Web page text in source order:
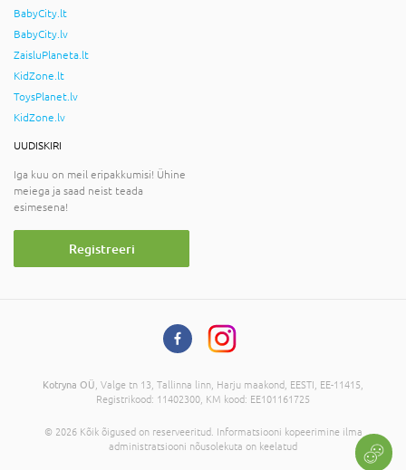
BabyCity.lt
BabyCity.lv
ZaisluPlaneta.lt
KidZone.lt
ToysPlanet.lv
KidZone.lv
UUDISKIRI
Iga kuu on meil eripakkumisi! Ühine
meiega ja saad neist teada
esimesena!
Registreeri
Kotryna OÜ , Valge tn 13, Tallinna linn, Harju maakond, EESTI, EE-11415,
Registrikood: 11402300, KM kood: EE101161725
© 2026 Kõik õigused on reserveeritud. Informatsiooni kopeerimine ilma
administratsiooni nõusolekuta on keelatud